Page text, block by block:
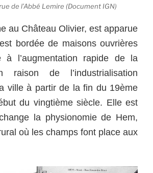
de l’Abbé Lemire (Document IGN)
au Château Olivier, est apparue
bordée de maisons ouvrières
à l’augmentation rapide de la
raison de l’industrialisation
ville à partir de la fin du 19ème
du vingtième siècle. Elle est
la physionomie de Hem,
où les champs font place aux